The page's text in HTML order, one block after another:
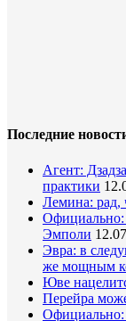
Последние
Агент:
практики
Лемина: рад,
Эмполи
Эвра: в
же мощным
Юве
Перейра
Официально: